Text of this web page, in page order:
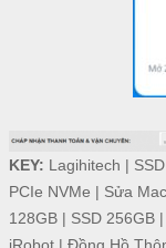
KEY: Lagihitech |
PCIe NVMe | Sửa
128GB| SSD 256GB|